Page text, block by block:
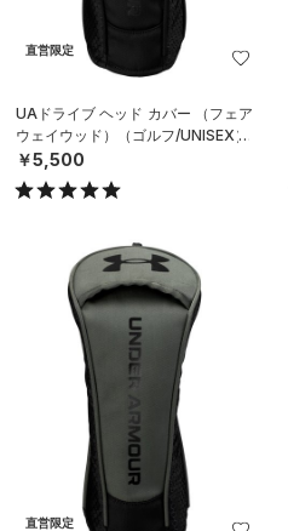
直営限定
UAドライブ ヘッド カバー （フェア
ウェイウッド）（ゴルフ/UNISEX）
￥5,500
直営限定